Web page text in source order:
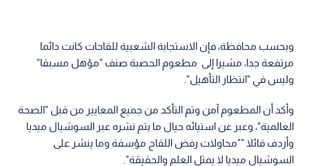
وبحسب محافظة، فإن الاستجابة الشعبية للقاحات كانت دائما
مرتفعة جدا، مشيرا إلى مطعوم الحصبة صنف "مؤهل مسبقا"
وليس في "انتظار التأهيل".
وأكد أن المطعوم آمن وتم التأكد من جميع المعايير من قبل "الصحة
العالمية"، وعبر عن استيائه حيال ما يتم نشره عبر السوشيال ميديا
وأردف قائلا ""محاولات رفض اللقاح مؤسفة وما ينشر على
السوشيال ميديا لا يمثل العلم والحقيقة".